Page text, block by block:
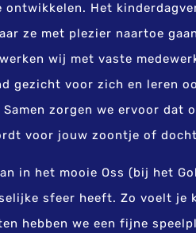
ontwikkelen. Het
ze met plezier naartoe
wij met vaste
gezicht voor zich en leren
zorgen we ervoor dat
voor jouw zoontje of
in het mooie Oss (bij het
sfeer heeft. Zo voelt je
hebben we een fijne